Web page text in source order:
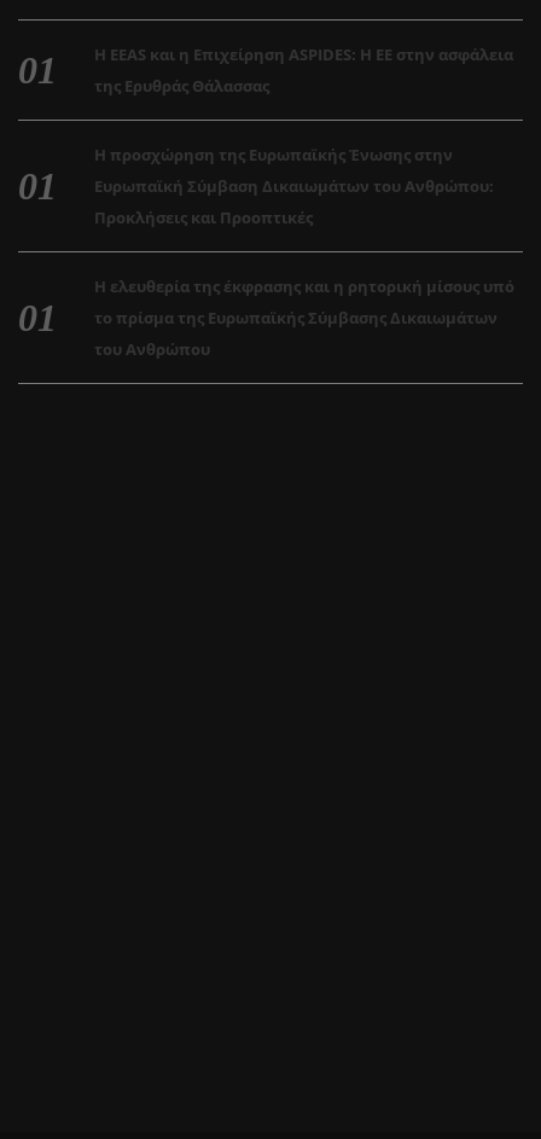
Η EEAS και η Επιχείρηση ASPIDES: Η ΕΕ στην ασφάλεια
της Ερυθράς Θάλασσας
Η προσχώρηση της Ευρωπαϊκής Ένωσης στην
Ευρωπαϊκή Σύμβαση Δικαιωμάτων του Ανθρώπου:
Προκλήσεις και Προοπτικές
Η ελευθερία της έκφρασης και η ρητορική μίσους υπό
το πρίσμα της Ευρωπαϊκής Σύμβασης Δικαιωμάτων
του Ανθρώπου